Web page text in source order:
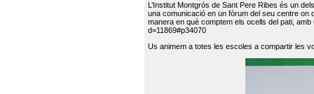
L’Institut Montgrós de Sant Pere Ribes és un
una comunicació en un fòrum del seu centre on
manera en què comptem els ocells del pati,
d=11869#p34070
Us animem a totes les escoles a compartir les